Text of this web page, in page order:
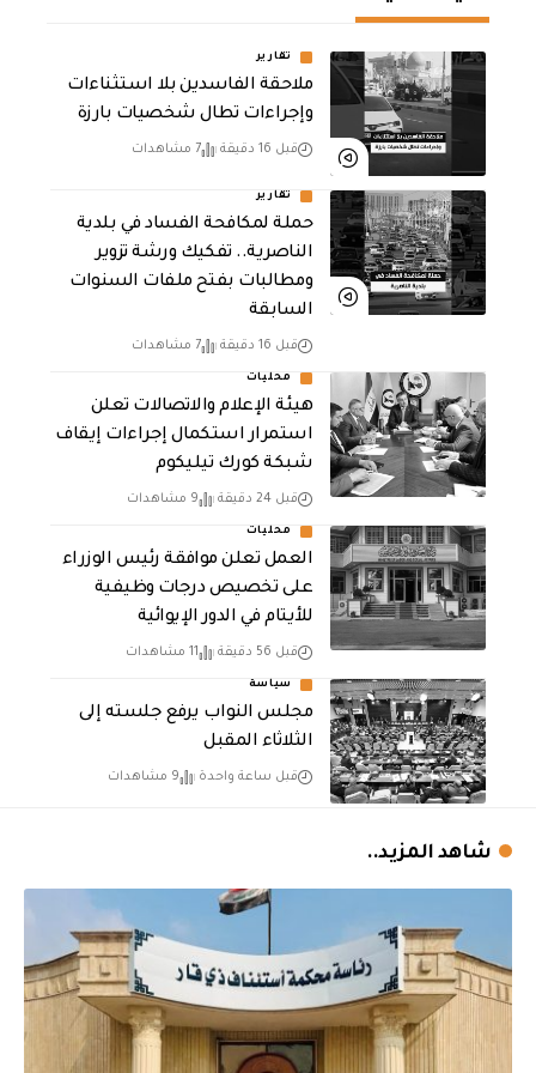
تقارير
ملاحقة الفاسدين بلا استثناءات
وإجراءات تطال شخصيات بارزة
قبل 16 دقيقة 7 مشاهدات
تقارير
حملة لمكافحة الفساد في بلدية
الناصرية.. تفكيك ورشة تزوير
ومطالبات بفتح ملفات السنوات
السابقة
قبل 16 دقيقة 7 مشاهدات
محليات
هيئة الإعلام والاتصالات تعلن
استمرار استكمال إجراءات إيقاف
شبكة كورك تيليكوم
قبل 24 دقيقة 9 مشاهدات
محليات
العمل تعلن موافقة رئيس الوزراء
على تخصيص درجات وظيفية
للأيتام في الدور الإيوائية
قبل 56 دقيقة 11 مشاهدات
سياسة
مجلس النواب يرفع جلسته إلى
الثلاثاء المقبل
قبل ساعة واحدة 9 مشاهدات
شاهد المزيد..